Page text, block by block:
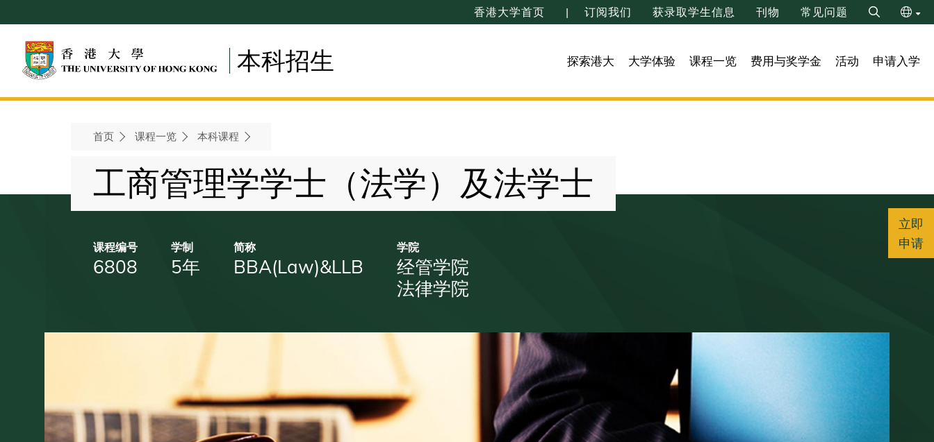
to
main
content
香港大学首页 订阅我们 获录取学生信息 刊物 常见问题
Search
繁
本科招生 探索港大 大学体验 课程一览 费用与奖学金 活动 申请入学
首页 课程一览 本科课程
工商管理学学士（法学）及法学士
课程编号
6808
学制
5年
简称
BBA(Law)&LLB
学院
经管学院
法律学院
立即
申请